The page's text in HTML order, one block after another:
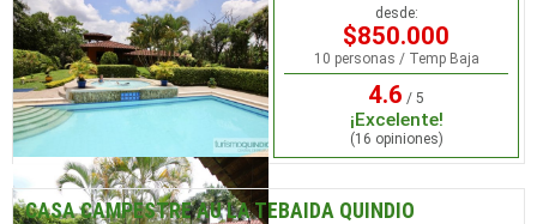
desde:
$850.000
10 personas / Temp Baja
4.6 / 5
¡Excelente!
(16 opiniones)
CASA CAMPESTRE AU LA TEBAIDA QUINDIO